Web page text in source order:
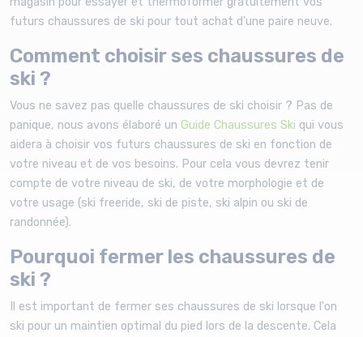
futurs chaussures de ski pour tout achat d'une paire neuve.
Comment choisir ses chaussures de
ski ?
Vous ne savez pas quelle chaussures de ski choisir ? Pas de
panique, nous avons élaboré un Guide Chaussures Ski qui vous
aidera à choisir vos futurs chaussures de ski en fonction de
votre niveau et de vos besoins. Pour cela vous devrez tenir
compte de votre niveau de ski, de votre morphologie et de
votre usage (ski freeride, ski de piste, ski alpin ou ski de
randonnée).
Pourquoi fermer les chaussures de
ski ?
Il est important de fermer ses chaussures de ski lorsque l'on
ski pour un maintien optimal du pied lors de la descente. Cela